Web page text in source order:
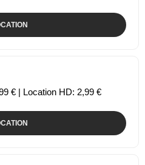
€ | Location HD: 2,99 €